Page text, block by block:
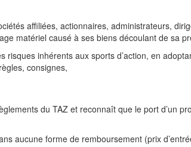
affiliées, actionnaires, administrateurs,
matériel causé à ses biens découlant de sa
risques inhérents aux sports d’action, en
règles, consignes,
du TAZ et reconnaît que le port d’un
aucune forme de remboursement (prix